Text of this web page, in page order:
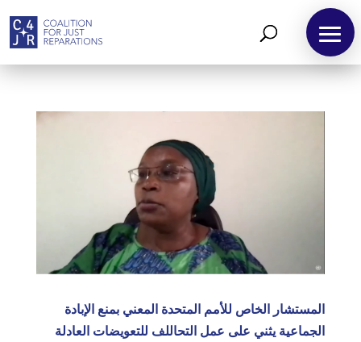
المستشار الخاص للأمم المتحدة المعني بمنع الإبادة
الجماعية يثني على عمل التحاللف للتعويضات العادلة